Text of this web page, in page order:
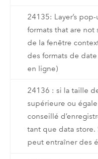
24135: Layer’s
formats that are
de la fenêtre
des formats de
en ligne)
24136 : si la taille
supérieure ou
conseillé
tant que data store.
peut entraîner des